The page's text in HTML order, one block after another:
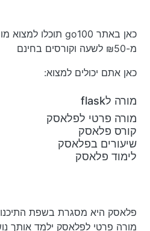
מ-₪50 לשעה וקורסים בחינם
כאן אתם יכולים למצוא:
מורה לflask
מורה פרטי לפלאסק
קורס פלאסק
שיעורים בפלאסק
לימוד פלאסק
מורה פרטי לפלאסק ילמד אותך